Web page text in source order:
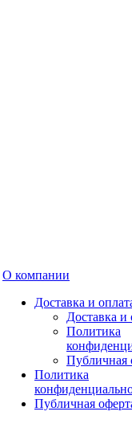
О компании
Доставка и
Доставка и
Политика
Публичная
Политика
Публичная